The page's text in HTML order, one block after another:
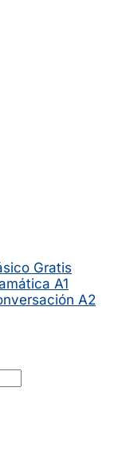
Gratis
A1
A2